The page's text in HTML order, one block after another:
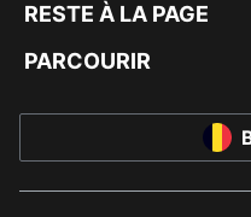
RESTE À LA PAGE
PARCOURIR